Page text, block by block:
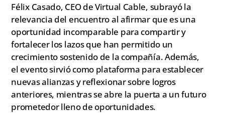
Félix Casado, CEO de Virtual Cable, subrayó la
relevancia del encuentro al afirmar que es una
oportunidad incomparable para compartir y
fortalecer los lazos que han permitido un
crecimiento sostenido de la compañía. Además,
el evento sirvió como plataforma para establecer
nuevas alianzas y reflexionar sobre logros
anteriores, mientras se abre la puerta a un futuro
prometedor lleno de oportunidades.